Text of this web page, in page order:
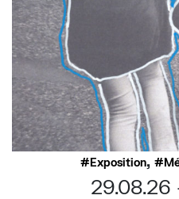
Exposition,
29.08.26